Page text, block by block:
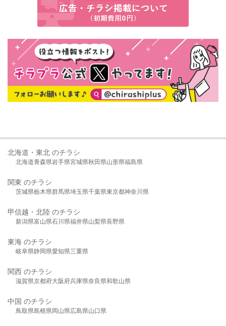
北海道・東北 のチラシ
北海道青森県岩手県宮城県秋田県山形県福島県
関東 のチラシ
茨城県栃木県群馬県埼玉県千葉県東京都神奈川県
甲信越・北陸 のチラシ
新潟県富山県石川県福井県山梨県長野県
東海 のチラシ
岐阜県静岡県愛知県三重県
関西 のチラシ
滋賀県京都府大阪府兵庫県奈良県和歌山県
中国 のチラシ
鳥取県島根県岡山県広島県山口県